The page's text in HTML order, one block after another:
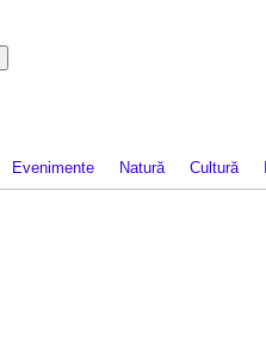
Evenimente Natură Cultură